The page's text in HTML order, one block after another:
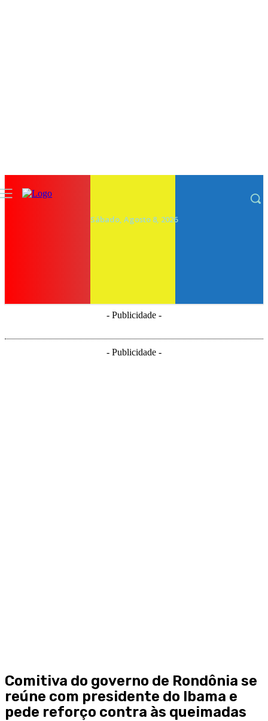
Sábado, Agosto 8, 2026
- Publicidade -
- Publicidade -
Comitiva do governo de Rondônia se
reúne com presidente do Ibama e
pede reforço contra às queimadas